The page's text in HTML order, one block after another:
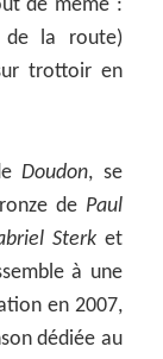
de même :
de la route)
trottoir en
Doudon, se
de Paul
Sterket
à une
en 2007,
dédiée au